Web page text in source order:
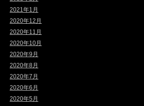
2021年1月
2020年12月
2020年11月
2020年10月
2020年9月
2020年8月
2020年7月
2020年6月
2020年5月